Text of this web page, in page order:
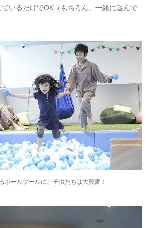
いるだけでOK（もちろん、一緒に遊んで
ボールプールに、子供たちは大興奮！